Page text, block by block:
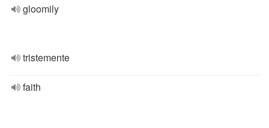
gloomily
tristemente
faith